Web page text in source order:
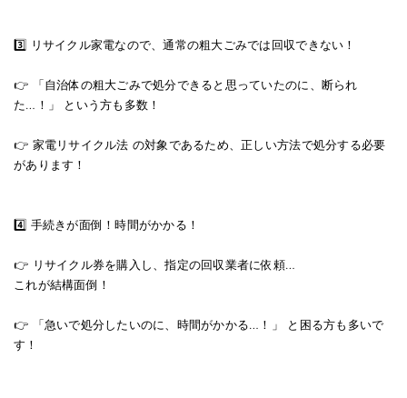
3️⃣ リサイクル家電なので、通常の粗大ごみでは回収できない！
👉 「自治体の粗大ごみで処分できると思っていたのに、断られ
た…！」 という方も多数！
👉 家電リサイクル法 の対象であるため、正しい方法で処分する必要
があります！
4️⃣ 手続きが面倒！時間がかかる！
👉 リサイクル券を購入し、指定の回収業者に依頼…
これが結構面倒！
👉 「急いで処分したいのに、時間がかかる…！」 と困る方も多いで
す！